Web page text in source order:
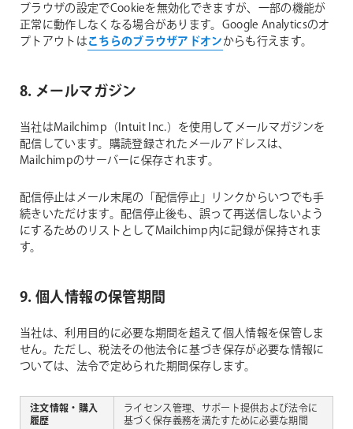
ブラウザの設定でCookieを無効化できますが、一部の機能が
正常に動作しなくなる場合があります。Google Analyticsのオ
プトアウトはこちらのブラウザアドオンからも行えます。
8. メールマガジン
当社はMailchimp（Intuit Inc.）を使用してメールマガジンを
配信しています。購読登録されたメールアドレスは、
Mailchimpのサーバーに保存されます。
配信停止はメール末尾の「配信停止」リンクからいつでも手
続きいただけます。配信停止後も、誤って再送信しないよう
にするためのリストとしてMailchimp内に記録が保持されま
す。
9. 個人情報の保管期間
当社は、利用目的に必要な期間を超えて個人情報を保管しま
せん。ただし、税法その他法令に基づき保存が必要な情報に
ついては、法令で定められた期間保存します。
注文情報・購入
履歴
ライセンス管理、サポート提供および法令に
基づく保存義務を満たすために必要な期間